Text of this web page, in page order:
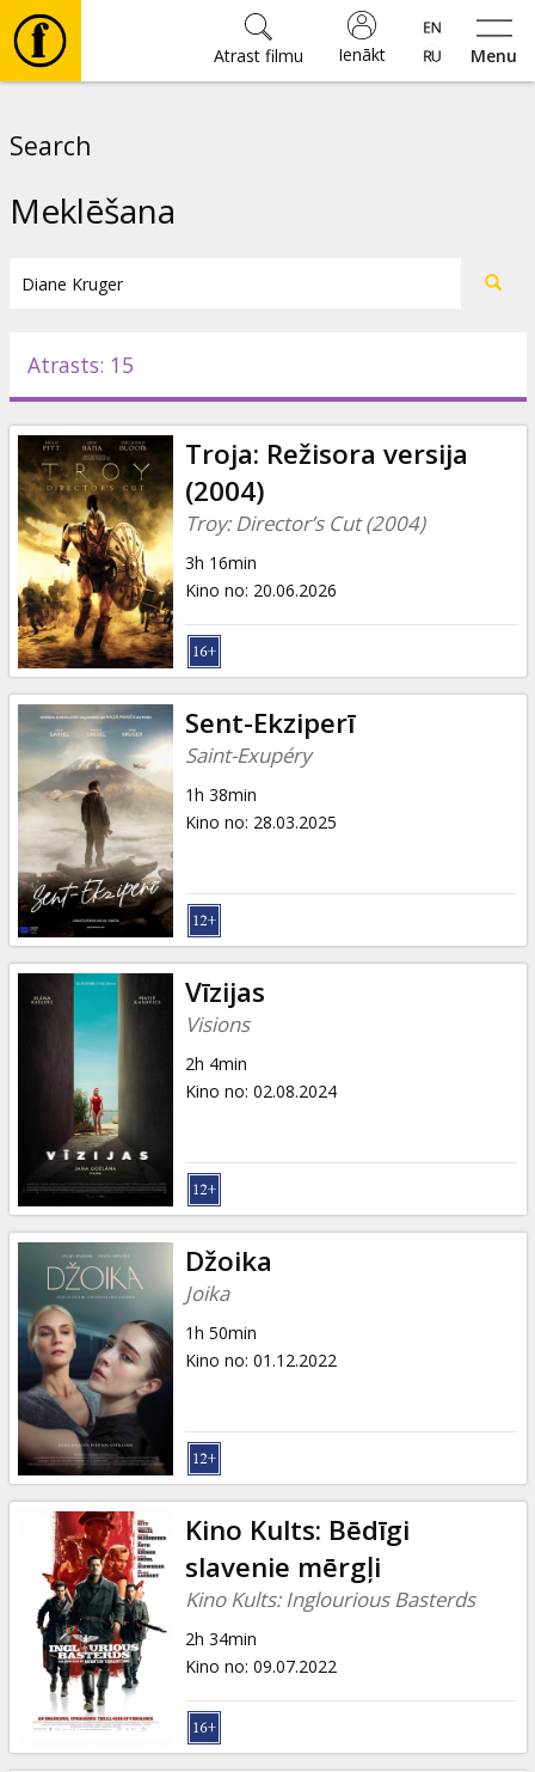
Menu
Ienākt
Atrast filmu
Pasākumi
Ziņas
Dāvanu
kartes
Uzkodas
B2B
Kino
Klubs
Search
Meklēšana
Atrasts: 15
Troja: Režisora versija
(2004)
Troy: Director’s Cut (2004)
3h 16min
Kino no: 20.06.2026
Sent-Ekziperī
Saint-Exupéry
1h 38min
Kino no: 28.03.2025
Vīzijas
Visions
2h 4min
Kino no: 02.08.2024
Džoika
Joika
1h 50min
Kino no: 01.12.2022
Kino Kults: Bēdīgi
slavenie mērgļi
Kino Kults: Inglourious Basterds
2h 34min
Kino no: 09.07.2022